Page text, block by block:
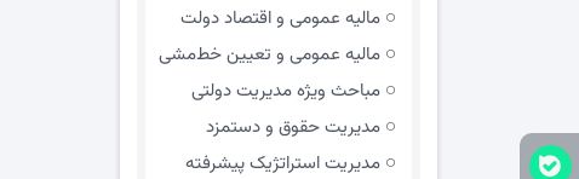
مالیه عمومی و اقتصاد دولت
مالیه عمومی و تعیین خط‌مشی
مباحث ویژه مدیریت دولتی
مديريت حقوق و دستمزد
مدیریت استراتژیک پیشرفته